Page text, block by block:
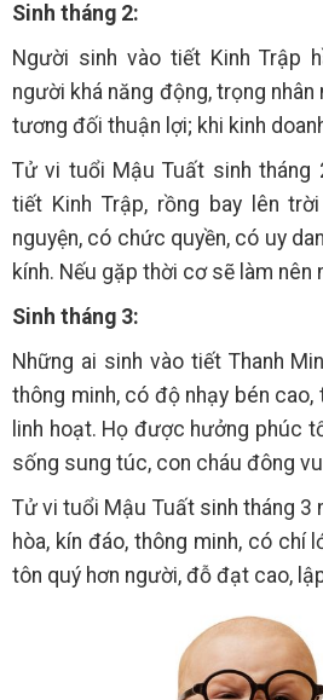
Sinh tháng 2:
Người sinh vào tiết Kinh Trập
người khá năng động, trọng
tương đối thuận lợi; khi kinh
Tử vi tuổi Mậu Tuất sinh tháng
tiết Kinh Trập, rồng bay lên
nguyện, có chức quyền, có uy
kính. Nếu gặp thời cơ sẽ làm nên
Sinh tháng 3:
Những ai sinh vào tiết Thanh
thông minh, có độ nhạy bén
linh hoạt. Họ được hưởng phúc
sống sung túc, con cháu đông
Tử vi tuổi Mậu Tuất sinh tháng 3
hòa, kín đáo, thông minh, có chí
tôn quý hơn người, đỗ đạt cao,